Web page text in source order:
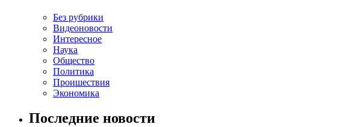
Без рубрики
Видеоновости
Интересное
Наука
Общество
Политика
Проишествия
Экономика
Последние новости